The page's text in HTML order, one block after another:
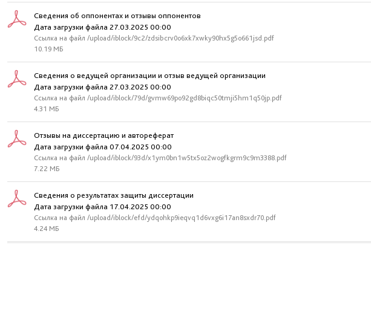
Сведения об оппонентах и отзывы оппонентов
Дата загрузки файла 27.03.2025 00:00
Ссылка на файл /upload/iblock/9c2/zdsibcrv0o6xk7xwky90hx5g5o661jsd.pdf
10.19 МБ
Сведения о ведущей организации и отзыв ведущей организации
Дата загрузки файла 27.03.2025 00:00
Ссылка на файл /upload/iblock/79d/gvmw69po92gd8biqc50tmji5hm1q50jp.pdf
4.31 МБ
Отзывы на диссертацию и автореферат
Дата загрузки файла 07.04.2025 00:00
Ссылка на файл /upload/iblock/93d/x1ym0bn1w5tx5oz2wogfkgrm9c9m3388.pdf
7.22 МБ
Сведения о результатах защиты диссертации
Дата загрузки файла 17.04.2025 00:00
Ссылка на файл /upload/iblock/efd/ydqohkp9ieqvq1d6vxg6i17an8sxdr70.pdf
4.24 МБ